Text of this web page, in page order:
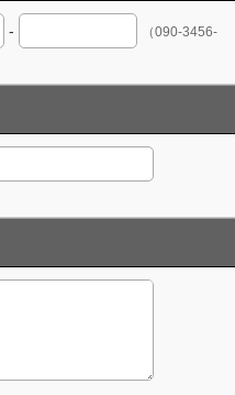
-
（090-3456-